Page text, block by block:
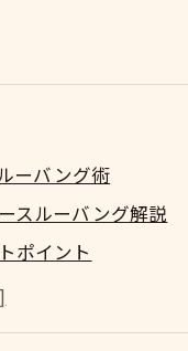
ーバング術
スルーバング解説
ポイント
柔らかくする方法
リングのコツ